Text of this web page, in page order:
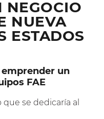
NEGOCIO
NUEVA
ESTADOS
un
FAE
se dedicaría al